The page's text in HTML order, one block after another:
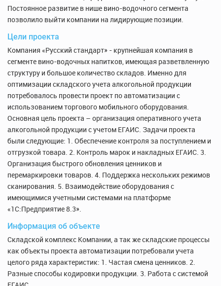
Постоянное развитие в нише вино-водочного сегмента
позволило выйти компании на лидирующие позиции.
Цели проекта
Компания «Русский стандарт» - крупнейшая компания в
сегменте вино-водочных напитков, имеющая разветвленную
структуру и большое количество складов. Именно для
оптимизации складского учета алкогольной продукции
потребовалось провести проект по автоматизации с
использованием торгового мобильного оборудования.
Основная цель проекта – организация оперативного учета
алкогольной продукции с учетом ЕГАИС. Задачи проекта
были следующие: 1. Обеспечение контроля за поступлением и
отгрузкой товара. 2. Контроль марок и накладных ЕГАИС. 3.
Организация быстрого обновления ценников и
перемаркировки товаров. 4. Поддержка нескольких режимов
сканирования. 5. Взаимодействие оборудования с
имеющимися учетными системами на платформе
«1С:Предприятие 8.3».
Информация об объекте
Складской комплекс Компании, а так же складские процессы
как объекты проекта автоматизации потребовали учета
целого ряда характеристик: 1. Частая смена ценников. 2.
Разные способы кодировки продукции. 3. Работа с системой